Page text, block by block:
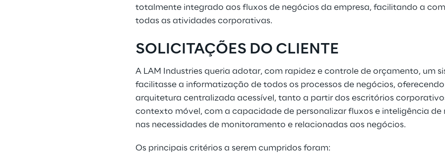
totalmente integrado aos fluxos de negócios da empresa, facilitando a
todas as atividades corporativas.
SOLICITAÇÕES DO CLIENTE
A LAM Industries queria adotar, com rapidez e controle de orçamento, um
facilitasse a informatização de todos os processos de negócios,
arquitetura centralizada acessível, tanto a partir dos escritórios
contexto móvel, com a capacidade de personalizar fluxos e inteligência de
nas necessidades de monitoramento e relacionadas aos negócios.
Os principais critérios a serem cumpridos foram: